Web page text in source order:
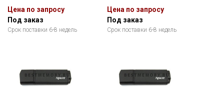
Цена по запросу
Под заказ
Срок поставки 6-8 недель
Цена по запросу
Под заказ
Срок поставки 6-8 недель